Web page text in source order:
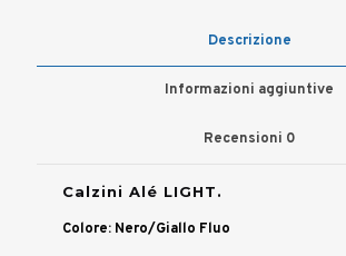
Descrizione
Informazioni aggiuntive
Recensioni 0
Calzini Alé LIGHT.
Colore: Nero/Giallo Fluo